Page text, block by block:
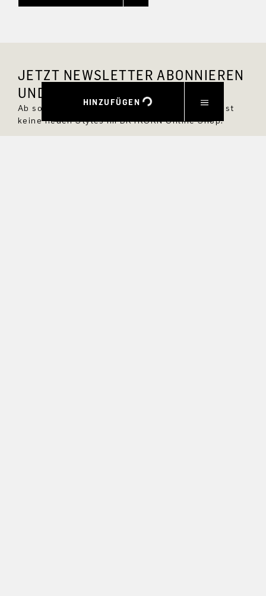
HINZUFÜGEN
JETZT NEWSLETTER ABONNIEREN
UND 10 % RABATT SICHERN.
Ab sofort bist Du immer up to date und verpasst
keine neuen Styles im DRYKORN Online Shop.